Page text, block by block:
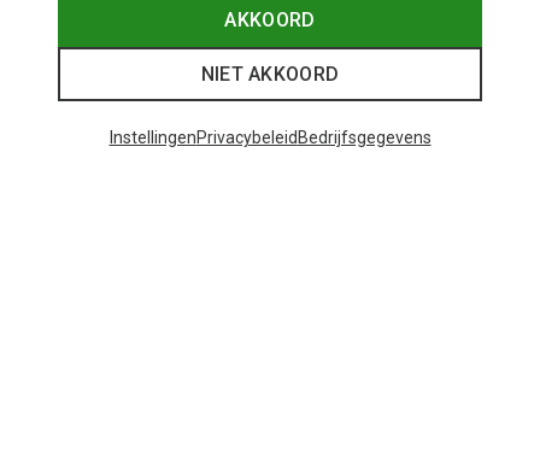
AKKOORD
NIET AKKOORD
InstellingenPrivacybeleid Bedrijfsgegevens